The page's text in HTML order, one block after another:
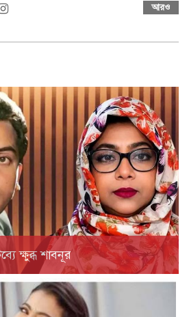
আরও
ক্ষুব্ধ শাবনূর